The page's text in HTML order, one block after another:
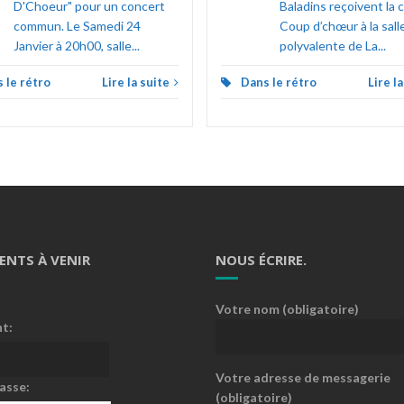
D'Choeur" pour un concert
commun. Le Samedi 24
Janvier à 20h00, salle...
le rétro Lire la suite
Baladins reçoivent la
Coup d’chœur à la
polyvalente de La...
Dans le rétro Lire
À VENIR NOUS ÉCRIRE.
Votre nom (obligatoire)
Votre adresse de messagerie
(obligatoire)